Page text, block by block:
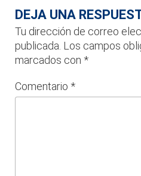
DEJA UNA
Tu dirección de correo
publicada. Los campos
marcados con *
Comentario *